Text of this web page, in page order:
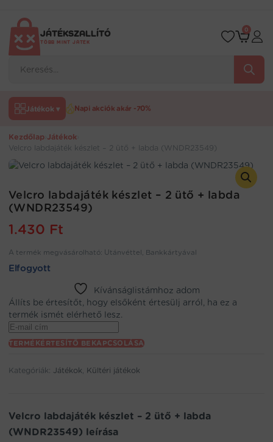
tartalomraJÁTÉKSZALLÍTÓ
TÖBB MINT JÁTÉK
search
0
Játékok ▾ Napi akciók akár -70%
Kezdőlap Játékok
Velcro labdajáték készlet – 2 ütő + labda (WNDR23549)
Velcro labdajáték készlet – 2 ütő + labda
(WNDR23549)
1.430 Ft
A termék megvásárolható: Utánvéttel, Bankkártyával
Elfogyott
Kívánságlistámhoz adom
Állíts be értesítőt, hogy elsőként értesülj arról, ha ez a
termék ismét elérhető lesz.
Enter
your
email
to
waitlist
this
TERMÉKÉRTESÍTŐ BEKAPCSOLÁSA
Kategóriák: Játékok, Kültéri játékok
Velcro labdajáték készlet – 2 ütő + labda
(WNDR23549) leírása